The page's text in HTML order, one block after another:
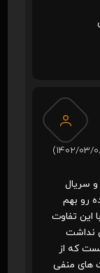
و سریال
رو بهم
این تفاوت
نداشت
برتری هست که از
های منفی